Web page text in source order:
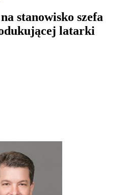
stanowisko szefa
latarki